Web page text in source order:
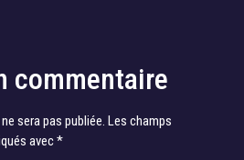
commentaire
sera pas publiée. Les champs
avec*